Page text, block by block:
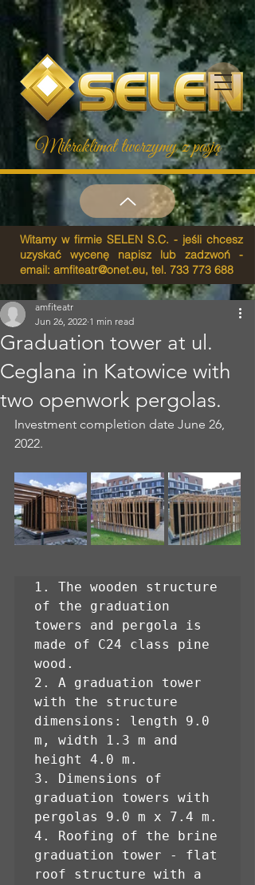
Witamy w firmie SELEN S.C. - jeśli chcesz
uzyskać wycenę napisz lub zadzwoń -
email: amfiteatr@onet.eu, tel. 733 773 688
Mikroklimat tworzymy z pasją
Graduation tower at ul.
Ceglana in Katowice with
two openwork pergolas.
amfiteatr
Jun 26, 2022 1 min read
Investment completion date June 26,
2022.
1. The wooden structure
of the graduation
towers and pergola is
made of C24 class pine
wood.
2. A graduation tower
with the structure
dimensions: length 9.0
m, width 1.3 m and
height 4.0 m.
3. Dimensions of
graduation towers with
pergolas 9.0 m x 7.4 m.
4. Roofing of the brine
graduation tower - flat
roof structure with a